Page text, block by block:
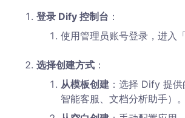
登录 Dify 控制台 ：
使用管理员账号登录，进入
选择创建方式 ：
从模板创建 ：选择 Dify 提
智能客服、文档分析助手）。